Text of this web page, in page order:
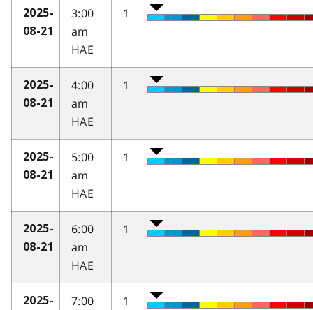
2025-
08-21
3:00
am
HAE
1
2025-
08-21
4:00
am
HAE
1
2025-
08-21
5:00
am
HAE
1
2025-
08-21
6:00
am
HAE
1
2025-
7:00
1